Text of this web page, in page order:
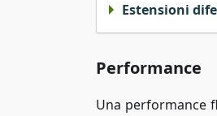
Estensioni
Performance
Una performance